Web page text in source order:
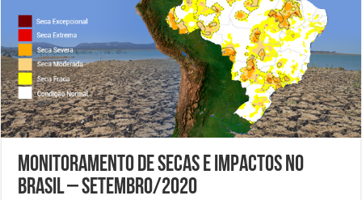
MONITORAMENTO DE SECAS E IMPACTOS NO
BRASIL – SETEMBRO/2020